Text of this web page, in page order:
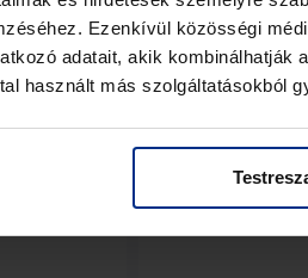
Ezenkívül közösségi
adatait, akik
használt más szolgáltatásokból
to L-
block
upconverter
7145-7235MHz